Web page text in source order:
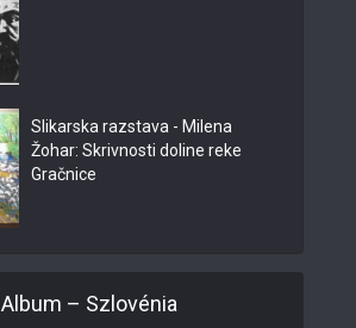
Slikarska razstava - Milena
Žohar: Skrivnosti doline reke
Gračnice
Album – Szlovénia